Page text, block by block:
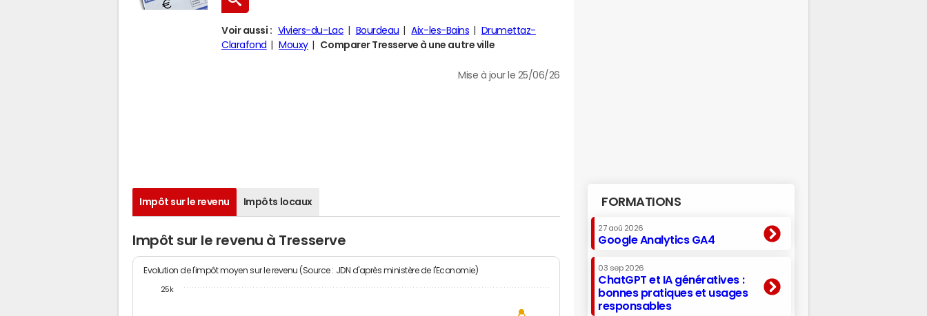
Voir aussi : Viviers-du-Lac Bourdeau Aix-les-Bains
Drumettaz-
Clarafond
Mouxy Comparer Tresserve à une autre ville
Mise à jour le 25/06/26
Impôt sur le revenu Impôts locaux
Impôt sur le revenu à Tresserve
Evolution de l'impôt moyen sur le revenu (Source : JDN d'après ministère de l'Economie)
25k
FORMATIONS
27 aoû 2026
Google Analytics GA4
03 sep 2026
ChatGPT et IA génératives :
bonnes pratiques et usages
responsables